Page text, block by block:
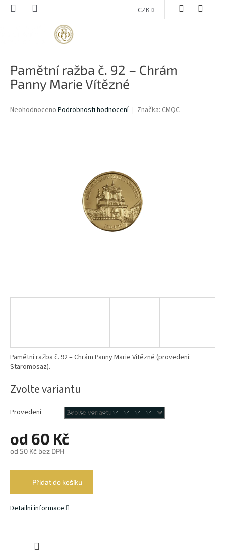
Přejít
CZK
Pamětní ražba č. 92 – Chrám
Panny Marie Vítězné
Průměrné
Neohodnoceno Podrobnosti hodnocení Značka: CMQC
od 60 Kč
od 50 Kč bez DPH
Zvolte variantu
Provedení
Přidat do košíku
Pamětní ražba č. 92 – Chrám Panny Marie Vítězné (provedení:
Staromosaz).
Detailní informace